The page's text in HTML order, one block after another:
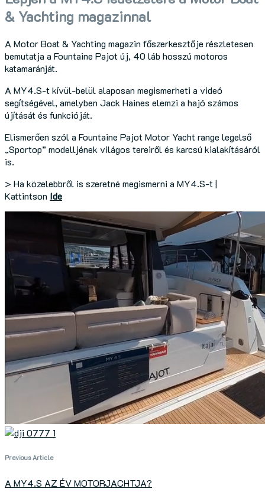
& Yachting magazinnal
A Motor Boat & Yachting magazin főszerkesztője részletesen
bemutatja a Fountaine Pajot új, 40 láb hosszú motoros
katamaránját.
A MY4.S-t kívül-belül alaposan megismerheti a videó
segítségével, amelyben Jack Haines elemzi a hajó számos
újítását és funkcióját.
Elismerően szól a Fountaine Pajot Motor Yacht range legelső
„Sportop” modelljének világos tereiről és karcsú kialakításáról
is.
> Ha közelebbről is szeretné megismerni a MY4.S-t |
Kattintson Ide
Previous Article
A MY4.S AZ ÉV MOTORJACHTJA?